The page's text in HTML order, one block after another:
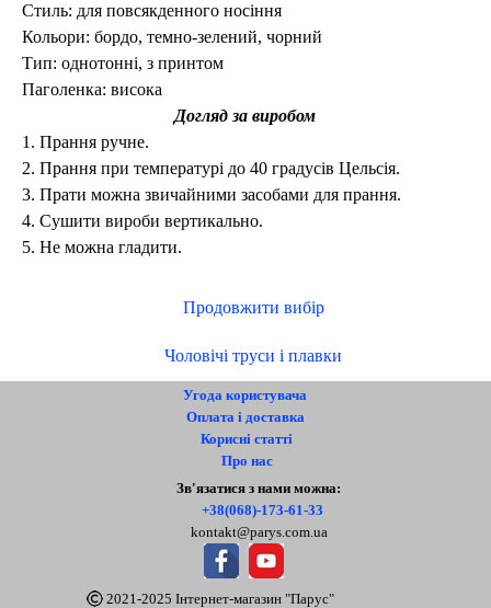
Стиль: для повсякденного носіння
Кольори: бордо, темно-зелений, чорний
Тип: однотонні, з принтом
Паголенка: висока
Догляд за виробом
1. Прання ручне.
2. Прання при температурі до 40 градусів Цельсія.
3. Прати можна звичайними засобами для прання.
4. Сушити вироби вертикально.
5. Не можна гладити.
Продовжити вибір
Чоловічі труси і плавки
Угода користувача
Оплата і доставка
Корисні статті
Про нас
Контакти
Зв'язатися з нами можна:
+38(068)-173-61-33
kontakt@parys.com.ua
2021-2025 Інтернет-магазин "Парус"